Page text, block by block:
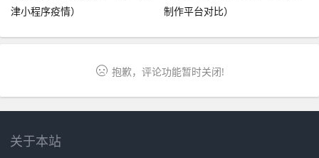
津小程序疫情）
制作平台对比）
抱歉，评论功能暂时关闭!
关于本站